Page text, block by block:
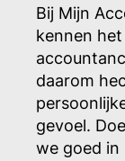
Bij Mijn
kennen
daarom
gevoel.
we goed